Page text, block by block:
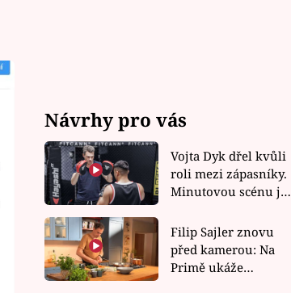
Návrhy pro vás
Vojta Dyk dřel kvůli
roli mezi zápasníky.
Minutovou scénu jel
Filip Sajler znovu
před kamerou: Na
Primě ukáže